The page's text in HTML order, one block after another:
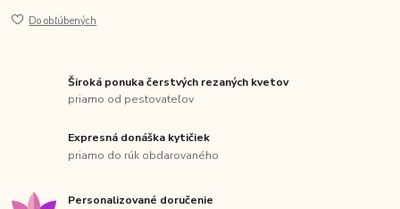
Do obľúbených
Široká ponuka čerstvých rezaných kvetov
priamo od pestovateľov
Expresná donáška kytičiek
priamo do rúk obdarovaného
Personalizované doručenie